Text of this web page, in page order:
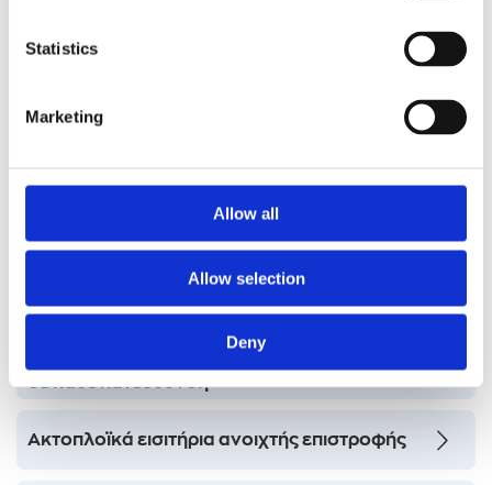
Statistics
Marketing
Allow all
Allow selection
Deny
Κράτηση διαφορετικού οχήματος σε κάθε
κατεύθυνση
Κράτηση για διαφορετικό αριθμό επιβατών
Ακτοπλοϊκά εισιτήρια ανοιχτής επιστροφής